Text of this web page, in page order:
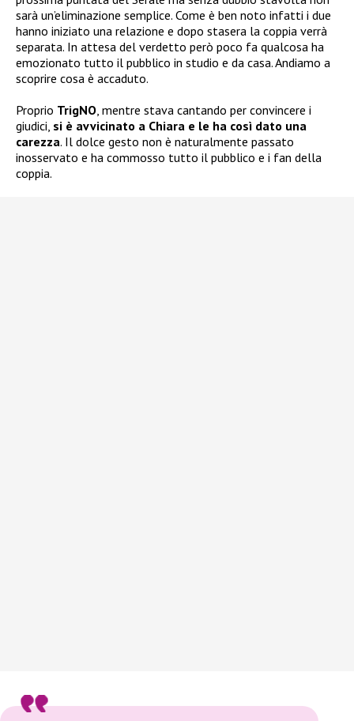
sarà un’eliminazione semplice. Come è ben noto infatti i due
hanno iniziato una relazione e dopo stasera la coppia verrà
separata. In attesa del verdetto però poco fa qualcosa ha
emozionato tutto il pubblico in studio e da casa. Andiamo a
scoprire cosa è accaduto.
Proprio TrigNO, mentre stava cantando per convincere i
giudici, si è avvicinato a Chiara e le ha così dato una
carezza. Il dolce gesto non è naturalmente passato
inosservato e ha commosso tutto il pubblico e i fan della
coppia.